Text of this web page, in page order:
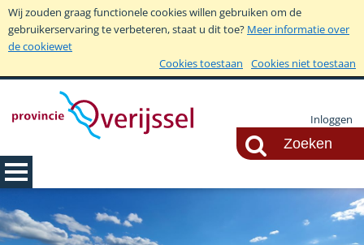
Wij zouden graag functionele cookies willen gebruiken om de
gebruikerservaring te verbeteren, staat u dit toe? Meer informatie over
de cookiewet
Cookies toestaan
Cookies niet toestaan
Inloggen